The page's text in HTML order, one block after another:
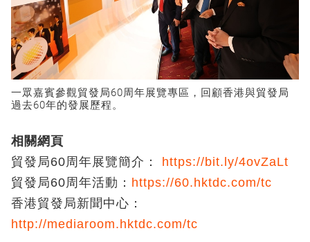
一眾嘉賓參觀貿發局60周年展覽專區，回顧香港與貿發局
過去60年的發展歷程。
相關網頁
貿發局60周年展覽簡介： https://bit.ly/4ovZaLt
貿發局60周年活動： https://60.hktdc.com/tc
香港貿發局新聞中心：
http://mediaroom.hktdc.com/tc